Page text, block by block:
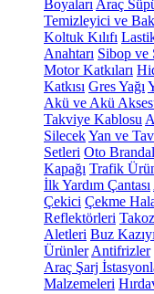
Boyaları Araç
Temizleyici ve
Koltuk Kılıfı
Anahtarı Sibop ve
Motor Katkıları
Katkısı Gres Yağı
Akü ve Akü
Takviye Kablosu
SilecekYan ve
Setleri Oto
Kapağı Trafik
İlk Yardım Çantası
Çekici Çekme
Reflektörleri Takoz
Aletleri Buz
Ürünler Antifrizler
Araç Şarj
Malzemeleri